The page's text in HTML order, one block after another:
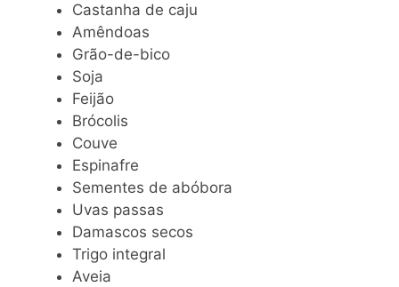
Castanha de caju
Amêndoas
Grão-de-bico
Soja
Feijão
Brócolis
Couve
Espinafre
Sementes de abóbora
Uvas passas
Damascos secos
Trigo integral
Aveia